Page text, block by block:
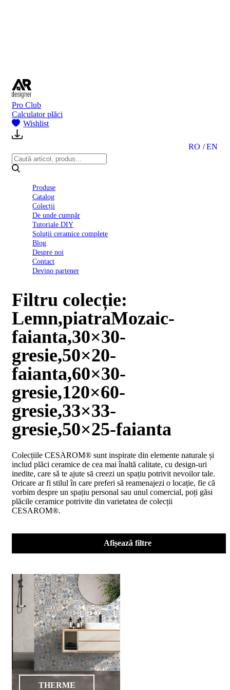
Pro Club
Calculator plăci
Wishlist
RO EN
Produse
Catalog
Colecții
De unde cumpăr
Tutoriale DIY
Soluții ceramice complete
Blog
Despre noi
Contact
Devino partener
performanță
nr.
D01
BIII
2022
Politica
confidentialitate
octombrie
2023
Ceramice
Complete
Declarația
conformitate
Declarația
D03
BIII
2022
Declaratia
de
performanta
BI
2023
Declaratia
performanta
D01
BI
UGL
2020
Declaratia
performanta
D02
BIII
2023
Declaratia
de
performanta
BIII
Certificatul
150
2026
Certificat
2015
din
2026
Certificatul
Filtru colecție:
Lemn,piatraMozaic-
faianta,30×30-
gresie,50×20-
faianta,60×30-
gresie,120×60-
gresie,33×33-
gresie,50×25-faianta
Colecțiile CESAROM® sunt inspirate din elemente naturale și
includ plăci ceramice de cea mai înaltă calitate, cu design-uri
inedite, care să te ajute să creezi un spațiu potrivit nevoilor tale.
Oricare ar fi stilul în care preferi să reamenajezi o locație, fie că
vorbim despre un spațiu personal sau unul comercial, poți găsi
plăcile ceramice potrivite din varietatea de colecții
CESAROM®.
Afișează filtre
THERME